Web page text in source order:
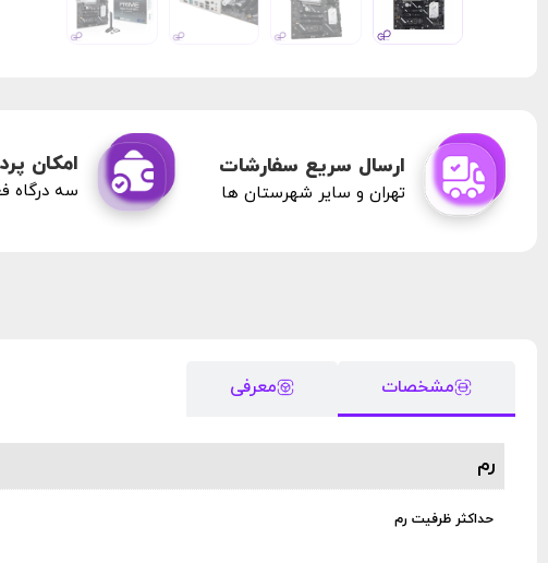
ارسال سریع سفارشات
تهران و سایر شهرستان ها
امکان
سه درگاه
مشخصات معرفی
رم
حداکثر ظرفیت رم